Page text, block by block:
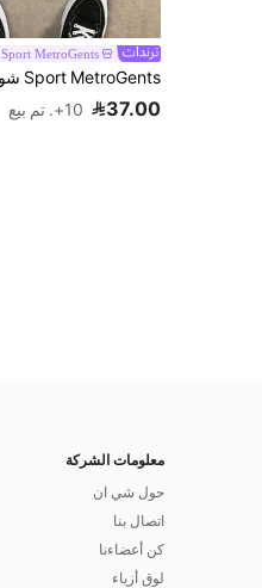
Sport MetroGents
37.00 10+. تم بيع
معلومات الشركة
حول شي ان
اتصال بنا
كن أعضاءنا
لوق أزياء